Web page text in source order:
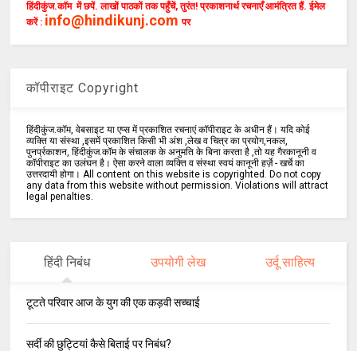
हिंदीकुंज.कॉम में छपें. लाखों पाठकों तक पहुँचें, तुरंत! प्रकाशनार्थ रचनाएँ आमंत्रित हैं. ईमेल
करें : info@hindikunj.com पर
कॉपीराइट Copyright
हिंदीकुंज.कॉम, वेबसाइट या एप्स में प्रकाशित रचनाएं कॉपीराइट के अधीन हैं। यदि कोई
व्यक्ति या संस्था ,इसमें प्रकाशित किसी भी अंश ,लेख व चित्र का प्रयोग,नकल,
पुनर्प्रकाशन, हिंदीकुंज.कॉम के संचालक के अनुमति के बिना करता है ,तो यह गैरकानूनी व
कॉपीराइट का उलंघन है। ऐसा करने वाला व्यक्ति व संस्था स्वयं कानूनी हर्ज़े - खर्चे का
उत्तरदायी होगा। All content on this website is copyrighted. Do not copy
any data from this website without permission. Violations will attract
legal penalties.
हिंदी निबंध उपयोगी लेख उर्दू साहित्य
टूटते परिवार आज के युग की एक कड़वी सच्चाई
सर्दी की छुट्टियां कैसे बिताई पर निबंध?